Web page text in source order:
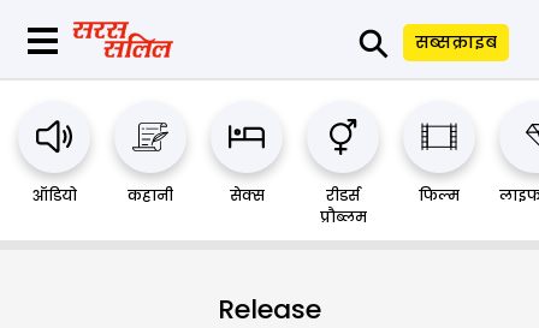
⚲ सब्सक्राइब
ऑडियो कहानी सेक्स
रीडर्स
प्रौब्लम
फिल्म
Release